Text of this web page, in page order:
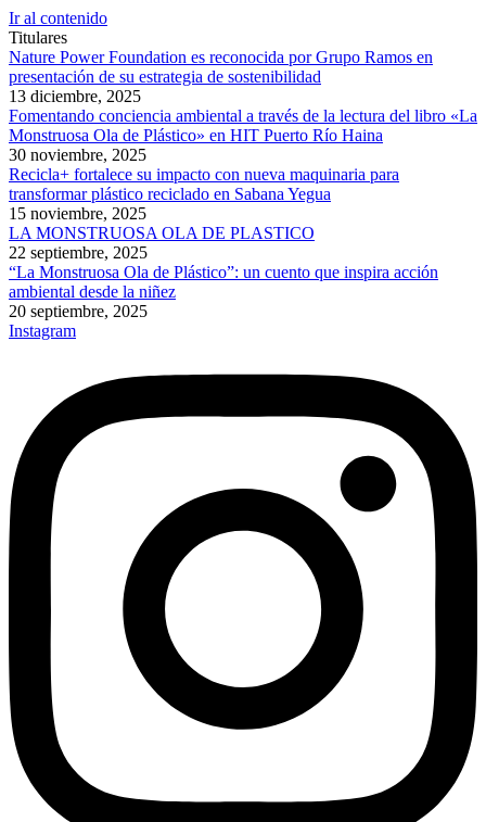
Ir al contenido
Titulares
Nature Power Foundation es reconocida por Grupo Ramos en
presentación de su estrategia de sostenibilidad
13 diciembre, 2025
Fomentando conciencia ambiental a través de la lectura del libro «La
Monstruosa Ola de Plástico» en HIT Puerto Río Haina
30 noviembre, 2025
Recicla+ fortalece su impacto con nueva maquinaria para
transformar plástico reciclado en Sabana Yegua
15 noviembre, 2025
LA MONSTRUOSA OLA DE PLASTICO
22 septiembre, 2025
“La Monstruosa Ola de Plástico”: un cuento que inspira acción
ambiental desde la niñez
20 septiembre, 2025
Instagram